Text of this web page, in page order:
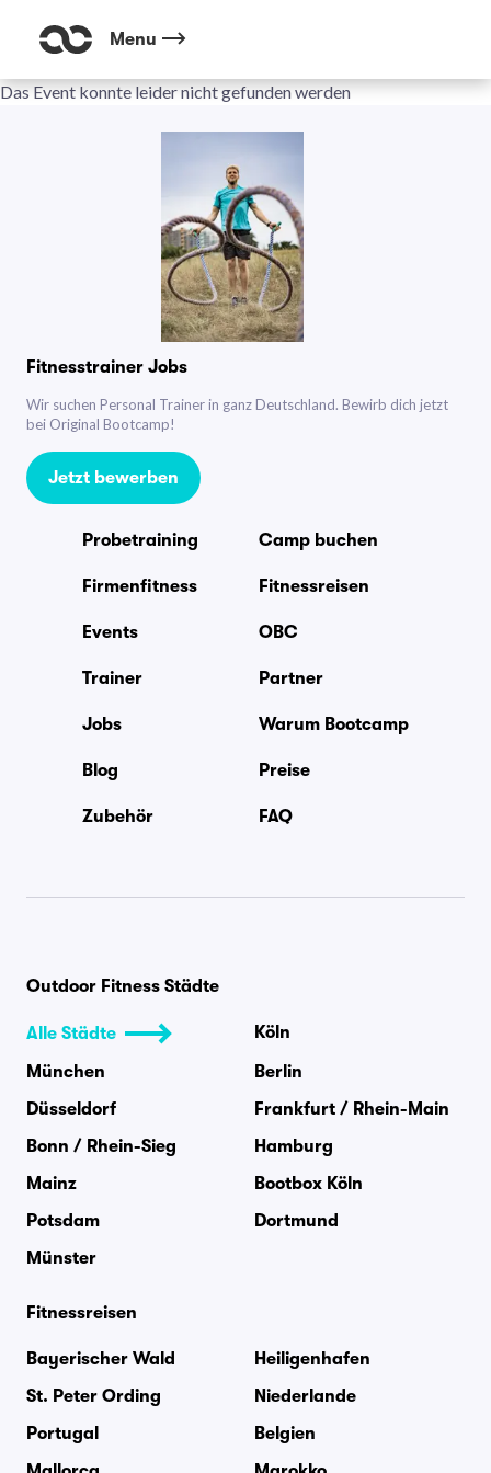
Menu
Das Event konnte leider nicht gefunden werden
Fitnesstrainer Jobs
Wir suchen Personal Trainer in ganz Deutschland. Bewirb dich jetzt
bei Original Bootcamp!
Jetzt bewerben
Probetraining Camp buchen
Firmenfitness Fitnessreisen
Events OBC
Trainer Partner
Jobs Warum Bootcamp
Blog Preise
Zubehör FAQ
Outdoor Fitness Städte
Alle Städte
Köln
München
Berlin
Düsseldorf
Frankfurt / Rhein-Main
Bonn / Rhein-Sieg
Hamburg
Mainz
Bootbox Köln
Potsdam
Dortmund
Münster
Fitnessreisen
Bayerischer Wald
Heiligenhafen
St. Peter Ording
Niederlande
Portugal
Belgien